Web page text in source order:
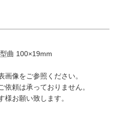
曲 100×19mm
像をご参照ください。
頼は承っておりません。
お願い致します。